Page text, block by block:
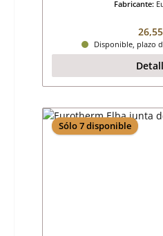
Fabricante:
Disponible, plazo
Sólo 7 disponible